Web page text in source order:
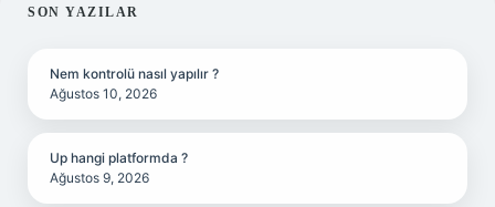
SIDEBAR
SON YAZILAR
Nem kontrolü nasıl yapılır ?
Ağustos 10, 2026
Up hangi platformda ?
Ağustos 9, 2026